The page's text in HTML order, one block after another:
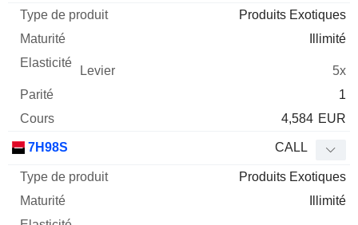
Produits Exotiques
Illimité
5x
1
4,584 EUR
7H98S CALL
Produits Exotiques
Illimité